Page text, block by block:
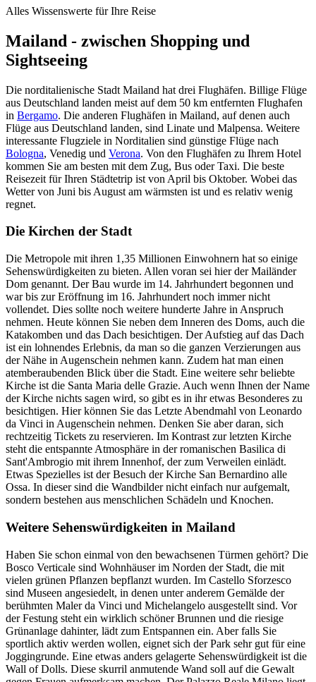
Alles Wissenswerte für Ihre Reise
Mailand - zwischen Shopping und
Sightseeing
Die norditalienische Stadt Mailand hat drei Flughäfen. Billige Flüge
aus Deutschland landen meist auf dem 50 km entfernten Flughafen
in Bergamo. Die anderen Flughäfen in Mailand, auf denen auch
Flüge aus Deutschland landen, sind Linate und Malpensa. Weitere
interessante Flugziele in Norditalien sind günstige Flüge nach
Bologna, Venedig und Verona. Von den Flughäfen zu Ihrem Hotel
kommen Sie am besten mit dem Zug, Bus oder Taxi. Die beste
Reisezeit für Ihren Städtetrip ist von April bis Oktober. Wobei das
Wetter von Juni bis August am wärmsten ist und es relativ wenig
regnet.
Die Kirchen der Stadt
Die Metropole mit ihren 1,35 Millionen Einwohnern hat so einige
Sehenswürdigkeiten zu bieten. Allen voran sei hier der Mailänder
Dom genannt. Der Bau wurde im 14. Jahrhundert begonnen und
war bis zur Eröffnung im 16. Jahrhundert noch immer nicht
vollendet. Dies sollte noch weitere hunderte Jahre in Anspruch
nehmen. Heute können Sie neben dem Inneren des Doms, auch die
Katakomben und das Dach besichtigen. Der Aufstieg auf das Dach
ist ein lohnendes Erlebnis, da man so die ganzen Verzierungen aus
der Nähe in Augenschein nehmen kann. Zudem hat man einen
atemberaubenden Blick über die Stadt. Eine weitere sehr beliebte
Kirche ist die Santa Maria delle Grazie. Auch wenn Ihnen der Name
der Kirche nichts sagen wird, so gibt es in ihr etwas Besonderes zu
besichtigen. Hier können Sie das Letzte Abendmahl von Leonardo
da Vinci in Augenschein nehmen. Denken Sie aber daran, sich
rechtzeitig Tickets zu reservieren. Im Kontrast zur letzten Kirche
steht die entspannte Atmosphäre in der romanischen Basilica di
Sant'Ambrogio mit ihrem Innenhof, der zum Verweilen einlädt.
Etwas Spezielles ist der Besuch der Kirche San Bernardino alle
Ossa. In dieser sind die Wandbilder nicht einfach nur aufgemalt,
sondern bestehen aus menschlichen Schädeln und Knochen.
Weitere Sehenswürdigkeiten in Mailand
Haben Sie schon einmal von den bewachsenen Türmen gehört? Die
Bosco Verticale sind Wohnhäuser im Norden der Stadt, die mit
vielen grünen Pflanzen bepflanzt wurden. Im Castello Sforzesco
sind Museen angesiedelt, in denen unter anderem Gemälde der
berühmten Maler da Vinci und Michelangelo ausgestellt sind. Vor
der Festung steht ein wirklich schöner Brunnen und die riesige
Grünanlage dahinter, lädt zum Entspannen ein. Aber falls Sie
sportlich aktiv werden wollen, eignet sich der Park sehr gut für eine
Joggingrunde. Eine etwas anders gelagerte Sehenswürdigkeit ist die
Wall of Dolls. Diese skurril anmutende Wand soll auf die Gewalt